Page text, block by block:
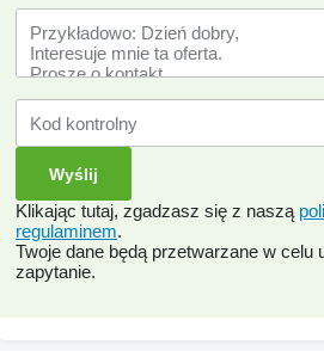
Klikając tutaj, zgadzasz się z naszą
regulaminem.
Twoje dane będą przetwarzane w celu
zapytanie.